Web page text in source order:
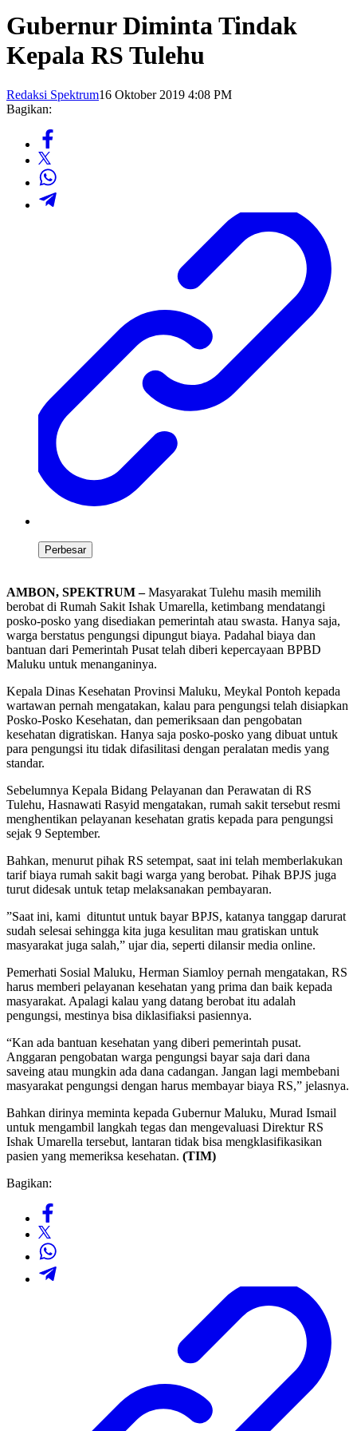
Gubernur Diminta Tindak
Kepala RS Tulehu
Redaksi Spektrum16 Oktober 2019 4:08 PM
Bagikan:
Perbesar
AMBON, SPEKTRUM –Masyarakat Tulehu masih memilih
berobat di Rumah Sakit Ishak Umarella, ketimbang mendatangi
posko-posko yang disediakan pemerintah atau swasta. Hanya saja,
warga berstatus pengungsi dipungut biaya. Padahal biaya dan
bantuan dari Pemerintah Pusat telah diberi kepercayaan BPBD
Maluku untuk menanganinya.
Kepala Dinas Kesehatan Provinsi Maluku, Meykal Pontoh kepada
wartawan pernah mengatakan, kalau para pengungsi telah disiapkan
Posko-Posko Kesehatan, dan pemeriksaan dan pengobatan
kesehatan digratiskan. Hanya saja posko-posko yang dibuat untuk
para pengungsi itu tidak difasilitasi dengan peralatan medis yang
standar.
Sebelumnya Kepala Bidang Pelayanan dan Perawatan di RS
Tulehu, Hasnawati Rasyid mengatakan, rumah sakit tersebut resmi
menghentikan pelayanan kesehatan gratis kepada para pengungsi
sejak 9 September.
Bahkan, menurut pihak RS setempat, saat ini telah memberlakukan
tarif biaya rumah sakit bagi warga yang berobat. Pihak BPJS juga
turut didesak untuk tetap melaksanakan pembayaran.
”Saat ini, kami dituntut untuk bayar BPJS, katanya tanggap darurat
sudah selesai sehingga kita juga kesulitan mau gratiskan untuk
masyarakat juga salah,” ujar dia, seperti dilansir media online.
Pemerhati Sosial Maluku, Herman Siamloy pernah mengatakan, RS
harus memberi pelayanan kesehatan yang prima dan baik kepada
masyarakat. Apalagi kalau yang datang berobat itu adalah
pengungsi, mestinya bisa diklasifiaksi pasiennya.
“Kan ada bantuan kesehatan yang diberi pemerintah pusat.
Anggaran pengobatan warga pengungsi bayar saja dari dana
saveing atau mungkin ada dana cadangan. Jangan lagi membebani
masyarakat pengungsi dengan harus membayar biaya RS,” jelasnya.
Bahkan dirinya meminta kepada Gubernur Maluku, Murad Ismail
untuk mengambil langkah tegas dan mengevaluasi Direktur RS
Ishak Umarella tersebut, lantaran tidak bisa mengklasifikasikan
pasien yang memeriksa kesehatan. (TIM)
Bagikan: